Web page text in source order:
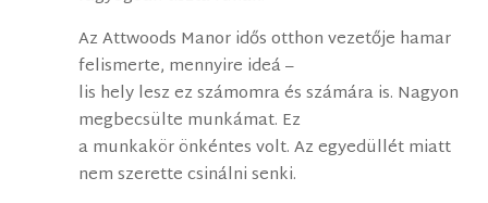
Az Attwoods Manor idős otthon vezetője hamar
felismerte, mennyire ideá –
lis hely lesz ez számomra és számára is. Nagyon
megbecsülte munkámat. Ez
a munkakör önkéntes volt. Az egyedüllét miatt
nem szerette csinálni senki.